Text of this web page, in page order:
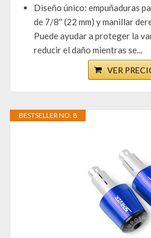
Diseño único: empuñaduras
de 7/8'' (22 mm) y manillar
Puede ayudar a proteger la
reducir el daño mientras se...
VER
BESTSELLER NO. 8